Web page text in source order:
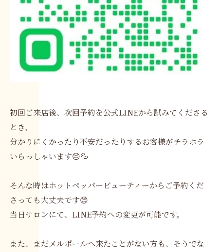
初回ご来店後、次回予約を公式LINEから試みてくださる
とき、
分かりにくかったり不安だったりするお客様がチラホラ
いらっしゃいます😣💦
そんな時はホットペッパービューティーからご予約くだ
さっても大丈夫です😊
当日サロンにて、LINE予約への変更が可能です。
また、まだメルポールへ来たことがない方も、そうでな